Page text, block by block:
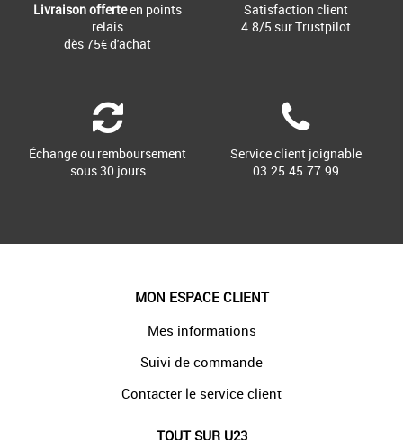
Livraison offerteen points
relais
dès 75€ d'achat
Satisfaction client
4.8/5 sur Trustpilot
Échange ou remboursement
sous 30 jours
Service client joignable
03.25.45.77.99
MON ESPACE CLIENT
Mes informations
Suivi de commande
Contacter le service client
TOUT SUR U23